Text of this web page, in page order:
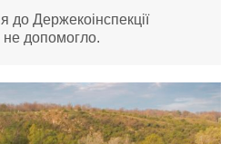
до Держекоінспекції
не допомогло.